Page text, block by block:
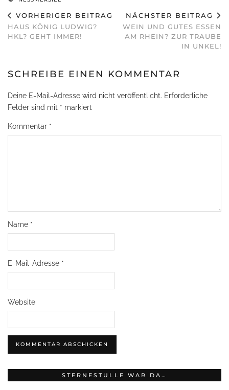
VORHERIGER BEITRAG
HAUS KÖNIG LUDWIG?
HKL? GEHT IMMER!
NÄCHSTER BEITRAG
WEIN UND GUTES ESSEN
AM RHEIN? ZUR TRAUBE
IN UNKEL!
SCHREIBE EINEN KOMMENTAR
Deine E-Mail-Adresse wird nicht veröffentlicht. Erforderliche
Felder sind mit * markiert
Kommentar *
Name *
E-Mail-Adresse *
Website
STERNESTULLE WAR DA…